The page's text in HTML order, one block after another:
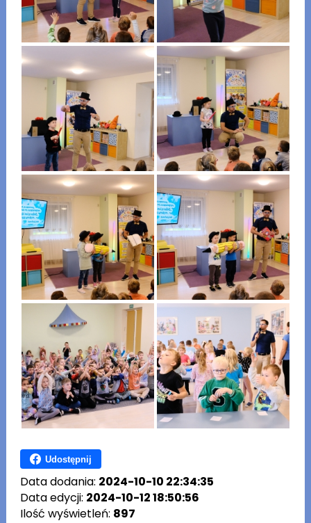
Udostępnij
Data dodania: 2024-10-10 22:34:35
Data edycji: 2024-10-12 18:50:56
Ilość wyświetleń: 897